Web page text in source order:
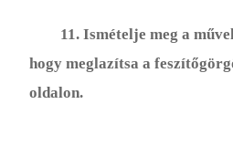
11. Ismételje meg a
hogy meglazítsa a
oldalon.